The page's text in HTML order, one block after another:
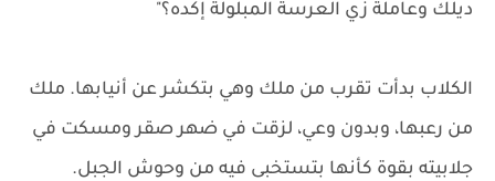
ديلك وعاملة زي العرسة المبلولة إكده؟"
الكلاب بدأت تقرب من ملك وهي بتكشر عن أنيابها. ملك
من رعبها، وبدون وعي، لزقت في ضهر صقر ومسكت في
جلابيته بقوة كأنها بتستخبى فيه من وحوش الجبل.